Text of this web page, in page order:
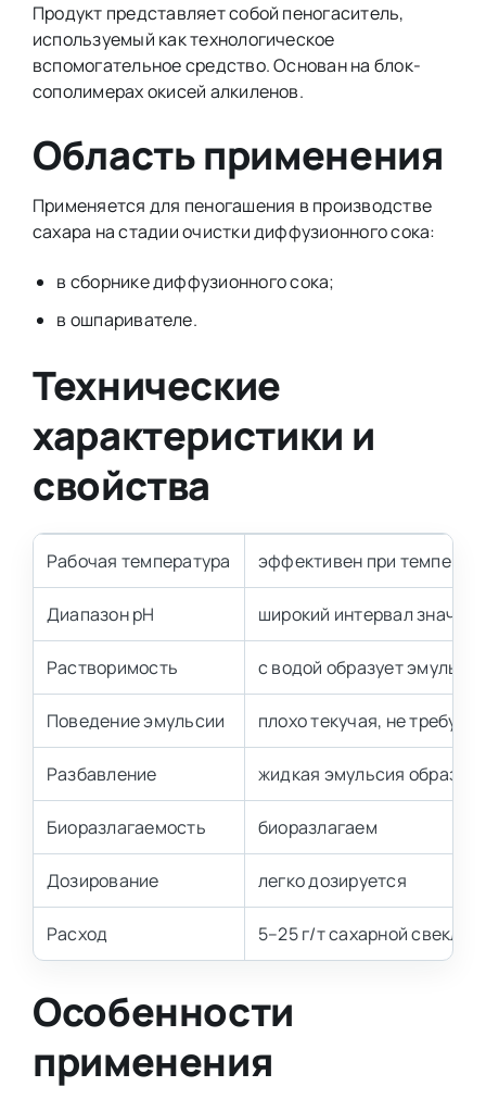
Продукт представляет собой пеногаситель,
используемый как технологическое
вспомогательное средство. Основан на блок-
сополимерах окисей алкиленов.
Область применения
Применяется для пеногашения в производстве
сахара на стадии очистки диффузионного сока:
в сборнике диффузионного сока;
в ошпаривателе.
Технические
характеристики и
свойства
Рабочая температура эффективен при
Диапазон pH широкий интервал
Растворимость с водой образует
Поведение эмульсии плохо текучая, не
Разбавление жидкая эмульсия
Биоразлагаемость биоразлагаем
Дозирование легко дозируется
Расход 5–25 г/т сахарной свеклы
Особенности
применения